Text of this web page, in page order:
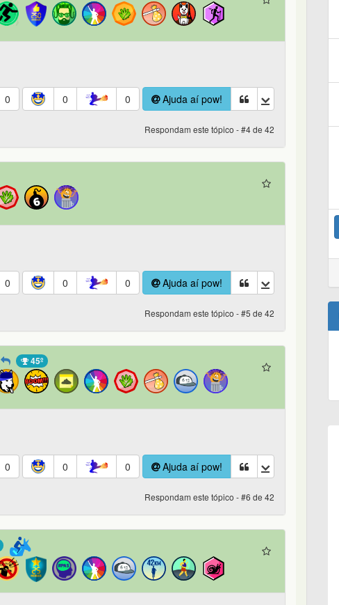
0 0 0 Ajuda aí pow!
Respondam este tópico - #4 de 42
0 0 0 Ajuda aí pow!
Respondam este tópico - #5 de 42
45º
0 0 0 Ajuda aí pow!
Respondam este tópico - #6 de 42